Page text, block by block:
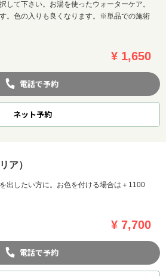
して下さい。お湯を使ったウォーターケア。
。色の入りも良くなります。※単品での施術
¥ 1,650
電話で予約
ネット予約
ア）
出したい方に。お色を付ける場合は＋1100
¥ 7,700
電話で予約